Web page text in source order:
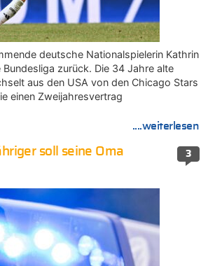
deutsche Nationalspielerin Kathrin
zurück. Die 34 Jahre alte
aus den USA von den Chicago Stars
einen Zweijahresvertrag
....weiterlesen
3
soll seine Oma